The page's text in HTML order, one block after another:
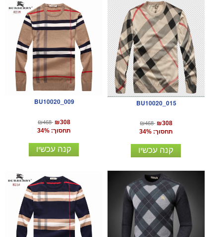
BU10020_009
₪468 ₪308
תחסוך: 34%
קנה עכשיו
BU10020_015
₪468 ₪308
תחסוך: 34%
קנה עכשיו